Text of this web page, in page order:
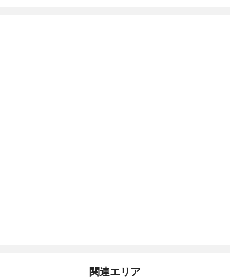
関連エリア